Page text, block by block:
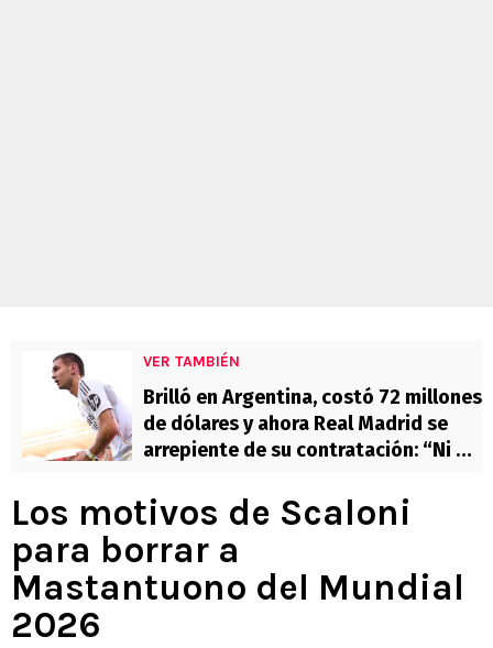
VER TAMBIÉN
Brilló en Argentina, costó 72 millones
de dólares y ahora Real Madrid se
arrepiente de su contratación: “Ni un
Los motivos de Scaloni
para borrar a
Mastantuono del Mundial
2026